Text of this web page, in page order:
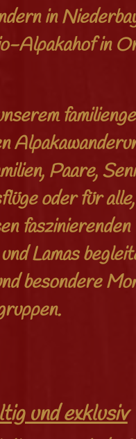
in
Alpakahof in
Paare,
oder für
Lamas
besondere
und exklusiv